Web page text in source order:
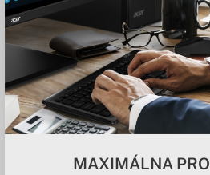
MAXIMÁLNA